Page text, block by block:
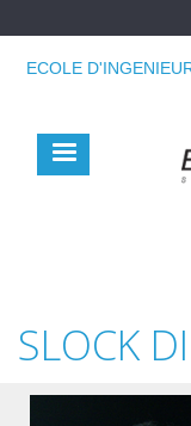
principal
ECOLE
SLOCK